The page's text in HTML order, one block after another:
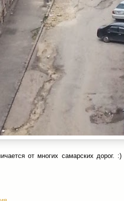
от многих самарских дорог.